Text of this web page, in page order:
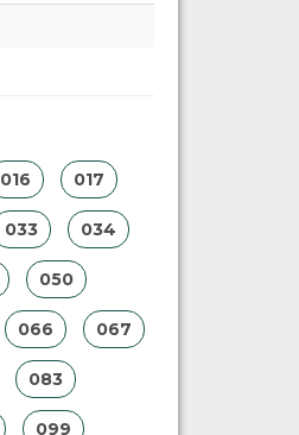
016 017
033 034
050
066 067
083
099